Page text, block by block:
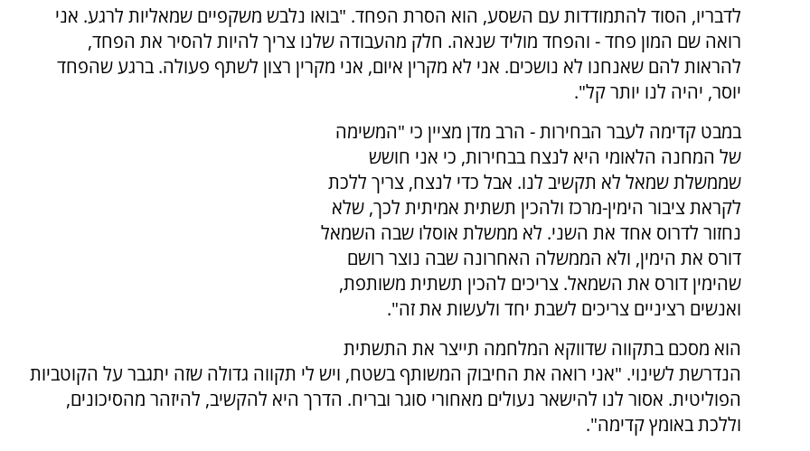
לדבריו, הסוד להתמודדות עם השסע, הוא הסרת הפחד. "בואו נלבש משקפיים שמאליות לרגע. אני
רואה שם המון פחד - והפחד מוליד שנאה. חלק מהעבודה שלנו צריך להיות להסיר את הפחד,
להראות להם שאנחנו לא נושכים. אני לא מקרין איום, אני מקרין רצון לשתף פעולה. ברגע שהפחד
יוסר, יהיה לנו יותר קל".
במבט קדימה לעבר הבחירות - הרב מדן מציין כי "המשימה
של המחנה הלאומי היא לנצח בבחירות, כי אני חושש
שממשלת שמאל לא תקשיב לנו. אבל כדי לנצח, צריך ללכת
לקראת ציבור הימין-מרכז ולהכין תשתית אמיתית לכך, שלא
נחזור לדרוס אחד את השני. לא ממשלת אוסלו שבה השמאל
דורס את הימין, ולא הממשלה האחרונה שבה נוצר רושם
שהימין דורס את השמאל. צריכים להכין תשתית משותפת,
ואנשים רציניים צריכים לשבת יחד ולעשות את זה".
הוא מסכם בתקווה שדווקא המלחמה תייצר את התשתית
הנדרשת לשינוי. "אני רואה את החיבוק המשותף בשטח, ויש לי תקווה גדולה שזה יתגבר על הקוטביות
הפוליטית. אסור לנו להישאר נעולים מאחורי סוגר ובריח. הדרך היא להקשיב, להיזהר מהסיכונים,
וללכת באומץ קדימה".